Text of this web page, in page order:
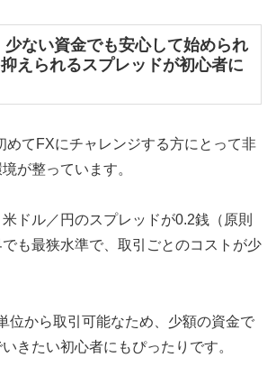
少ない資金でも安心して始められ
えられるスプレッドが初心者に
めてFXにチャレンジする方にとって非
が整っています。
ドル／円のスプレッドが0.2銭（原則
も最狭水準で、取引ごとのコストが少
位から取引可能なため、少額の資金で
きたい初心者にもぴったりです。